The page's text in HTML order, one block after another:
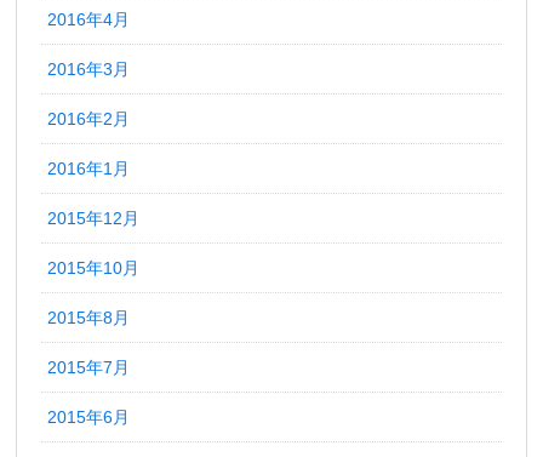
2016年4月
2016年3月
2016年2月
2016年1月
2015年12月
2015年10月
2015年8月
2015年7月
2015年6月